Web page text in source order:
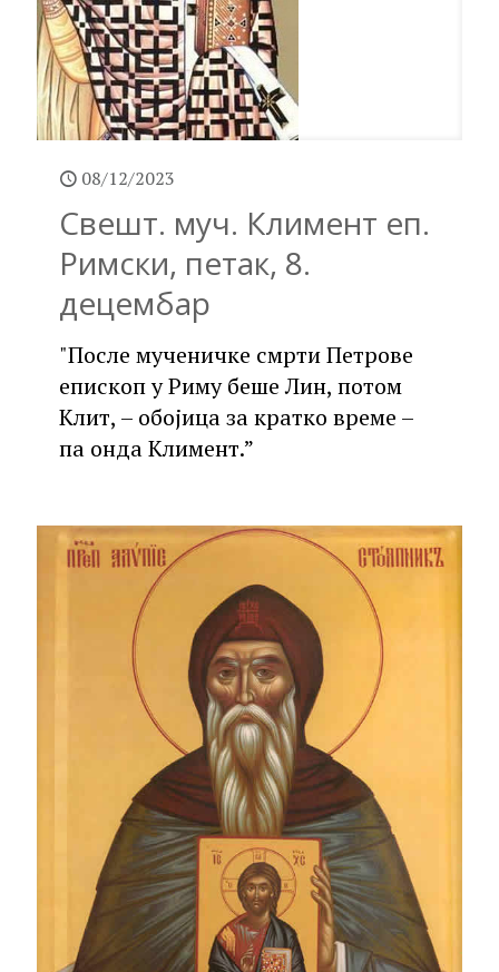
08/12/2023
Свешт. муч. Климент еп.
Римски, петак, 8.
децембар
"После мученичке смрти Петрове
епископ у Риму беше Лин, потом
Клит, – обојица за кратко време –
па онда Климент.”